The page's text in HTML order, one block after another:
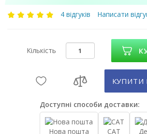
4 відгуків Написати
Кількість
КУПИТИ
Доступні способи доставки:
Нова пошта САТ